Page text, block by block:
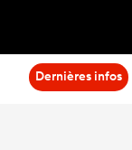
Dernières infos